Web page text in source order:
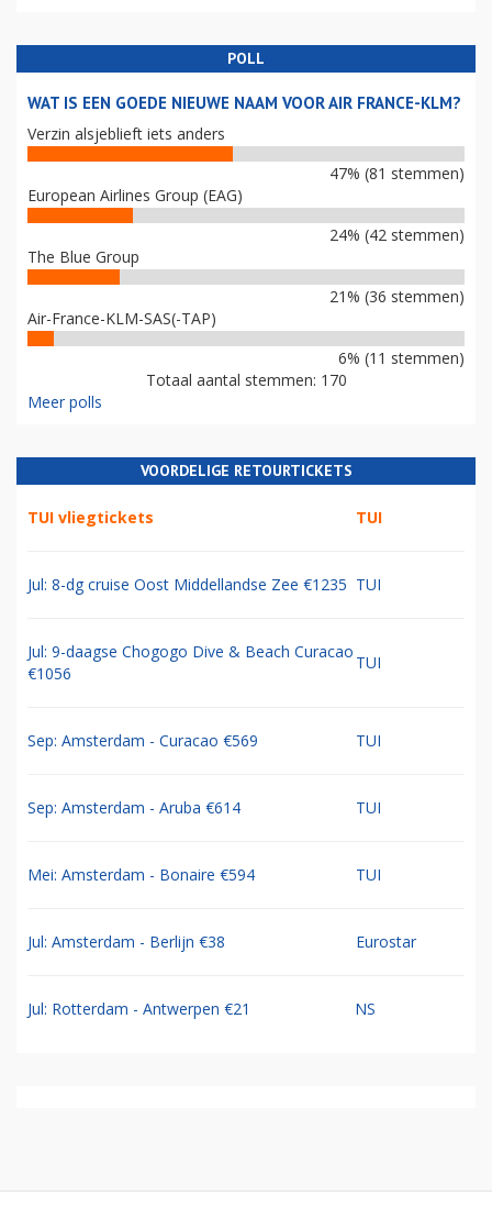
POLL
WAT IS EEN GOEDE NIEUWE NAAM VOOR AIR FRANCE-KLM?
Verzin alsjeblieft iets anders
47% (81 stemmen)
European Airlines Group (EAG)
24% (42 stemmen)
The Blue Group
21% (36 stemmen)
Air-France-KLM-SAS(-TAP)
6% (11 stemmen)
Totaal aantal stemmen: 170
Meer polls
VOORDELIGE RETOURTICKETS
TUI vliegtickets TUI
Jul: 8-dg cruise Oost Middellandse Zee €1235 TUI
Jul: 9-daagse Chogogo Dive & Beach Curacao
€1056
TUI
Sep: Amsterdam - Curacao €569 TUI
Sep: Amsterdam - Aruba €614 TUI
Mei: Amsterdam - Bonaire €594 TUI
Jul: Amsterdam - Berlijn €38 Eurostar
Jul: Rotterdam - Antwerpen €21 NS